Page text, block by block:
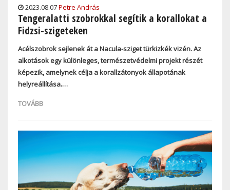
2023.08.07Petre András
Tengeralatti szobrokkal segítik a korallokat a
Fidzsi-szigeteken
Acélszobrok sejlenek át a Nacula-sziget türkizkék vizén. Az
alkotások egy különleges, természetvédelmi projekt részét
képezik, amelynek célja a korallzátonyok állapotának
helyreállítása.…
TOVÁBB